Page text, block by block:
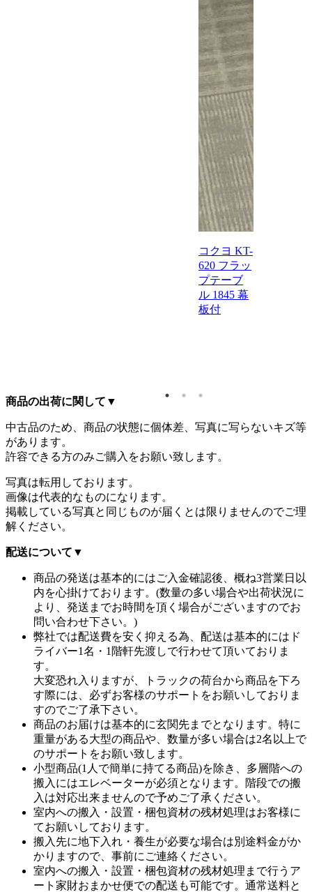
コクヨ KT-
620 フラッ
プテーブ
ル 1845 幕
板付
商品の出荷に関して ▼
中古品のため、商品の状態に個体差、写真に写らないキズ等
があります。
許容できる方のみご購入をお願い致します。
写真は転用しております。
画像は代表的なものになります。
掲載している写真と同じものが届くとは限りませんのでご理
解ください。
配送について ▼
商品の発送は基本的にはご入金確認後、概ね3営業日以
内を心掛けております。(数量の多い場合や出荷状況に
より、発送までお時間を頂く場合がございますのでお
問い合わせ下さい。)
弊社では配送費を安く抑える為、配送は基本的にはド
ライバー1名・1階軒先渡しで行わせて頂いておりま
す。
大変恐れ入りますが、トラックの荷台から商品を下ろ
す際には、必ずお客様のサポートをお願いしておりま
すのでご了承下さい。
商品のお届けは基本的に玄関先までとなります。特に
重量がある大型の商品や、数量が多い場合は2名以上で
のサポートをお願い致します。
小型商品(1人で簡単に持てる商品)を除き、多層階への
搬入にはエレベーターが必須となります。階段での搬
入は対応出来ませんので予めご了承ください。
室内への搬入・設置・梱包資材の残材処理はお客様に
てお願いしております。
搬入先に地下入れ・養生が必要な場合は別途料金がか
かりますので、事前にご連絡ください。
室内への搬入・設置・梱包資材の残材処理まで行うア
ート家財おまかせ便での配送も可能です。通常送料と